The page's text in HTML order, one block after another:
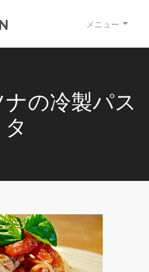
メニュー
ナの冷製パス
タ